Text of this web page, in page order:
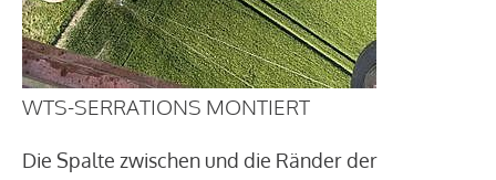
WTS-SERRATIONS MONTIERT
Die Spalte zwischen und die Ränder der